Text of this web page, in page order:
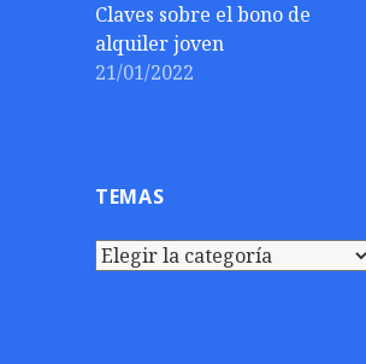
Claves sobre el bono de
alquiler joven
21/01/2022
TEMAS
Temas